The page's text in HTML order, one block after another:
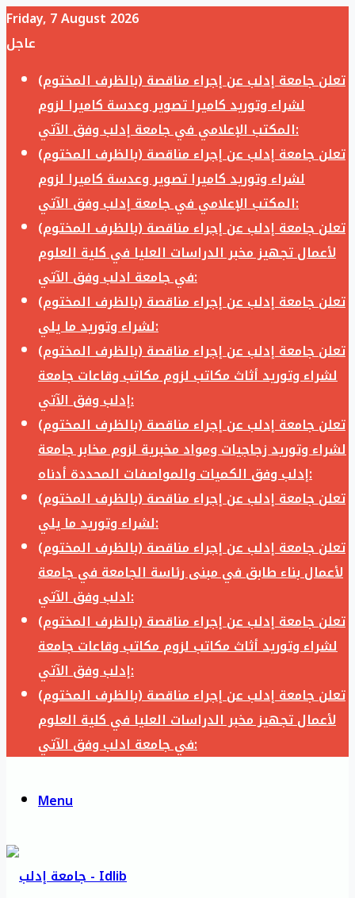
Friday, 7 August 2026
عاجل
تعلن جامعة إدلب عن إجراء مناقصة (بالظرف المختوم)
لشراء وتوريد كاميرا تصوير وعدسة كاميرا لزوم
المكتب الإعلامي في جامعة إدلب وفق الآتي:
تعلن جامعة إدلب عن إجراء مناقصة (بالظرف المختوم)
لشراء وتوريد كاميرا تصوير وعدسة كاميرا لزوم
المكتب الإعلامي في جامعة إدلب وفق الآتي:
تعلن جامعة إدلب عن إجراء مناقصة (بالظرف المختوم)
لأعمال تجهيز مخبر الدراسات العليا في كلية العلوم
في جامعة ادلب وفق الآتي:
تعلن جامعة إدلب عن إجراء مناقصة (بالظرف المختوم)
لشراء وتوريد ما يلي:
تعلن جامعة إدلب عن إجراء مناقصة (بالظرف المختوم)
لشراء وتوريد أثاث مكاتب لزوم مكاتب وقاعات جامعة
إدلب وفق الآتي:
تعلن جامعة إدلب عن إجراء مناقصة (بالظرف المختوم)
لشراء وتوريد زجاجيات ومواد مخبرية لزوم مخابر جامعة
إدلب وفق الكميات والمواصفات المحددة أدناه:
تعلن جامعة إدلب عن إجراء مناقصة (بالظرف المختوم)
لشراء وتوريد ما يلي:
تعلن جامعة إدلب عن إجراء مناقصة (بالظرف المختوم)
لأعمال بناء طابق في مبنى رئاسة الجامعة في جامعة
ادلب وفق الآتي:
تعلن جامعة إدلب عن إجراء مناقصة (بالظرف المختوم)
لشراء وتوريد أثاث مكاتب لزوم مكاتب وقاعات جامعة
إدلب وفق الآتي:
تعلن جامعة إدلب عن إجراء مناقصة (بالظرف المختوم)
لأعمال تجهيز مخبر الدراسات العليا في كلية العلوم
في جامعة ادلب وفق الآتي:
Menu